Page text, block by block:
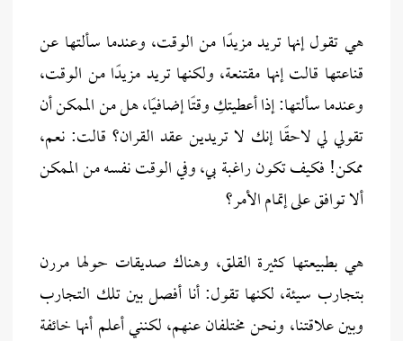
هي تقول إنها تريد مزيدًا من الوقت، وعندما سألتها عن
قناعتها قالت إنها مقتنعة، ولكنها تريد مزيدًا من الوقت،
وعندما سألتها: إذا أعطيتكِ وقتًا إضافيًا، هل من الممكن أن
تقولي لي لاحقًا إنك لا تريدين عقد القران؟ قالت: نعم،
ممكن! فكيف تكون راغبة بي، وفي الوقت نفسه من الممكن
ألا توافق على إتمام الأمر؟
هي بطبيعتها كثيرة القلق، وهناك صديقات حولها مررن
بتجارب سيئة، لكنها تقول: أنا أفصل بين تلك التجارب
وبين علاقتنا، ونحن مختلفان عنهم، لكنني أعلم أنها خائفة